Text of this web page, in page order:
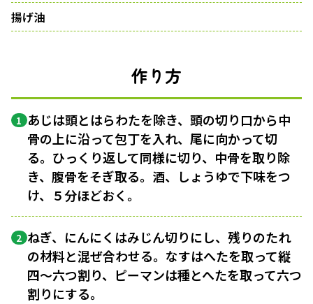
揚げ油
作り方
1 あじは頭とはらわたを除き、頭の切り口から中
骨の上に沿って包丁を入れ、尾に向かって切
る。ひっくり返して同様に切り、中骨を取り除
き、腹骨をそぎ取る。酒、しょうゆで下味をつ
け、５分ほどおく。
2 ねぎ、にんにくはみじん切りにし、残りのたれ
の材料と混ぜ合わせる。なすはへたを取って縦
四〜六つ割り、ピーマンは種とへたを取って六つ
割りにする。